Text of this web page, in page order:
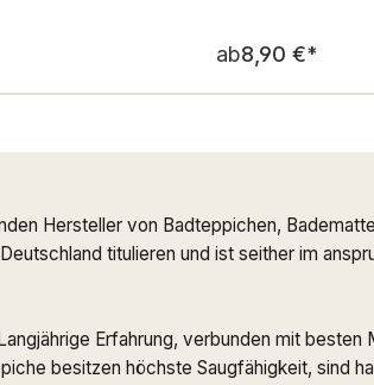
Regulärer
ab8,90 €*
Hersteller von Badteppichen,
titulieren und ist seither im
Erfahrung, verbunden mit
besitzen höchste Saugfähigkeit, sind